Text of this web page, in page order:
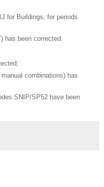
for Buildings, for periods
has been corrected.
combinations) has
SNIP/SP52 have been